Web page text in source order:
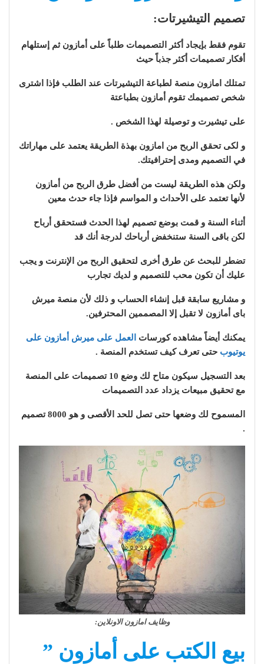
تصميم التيشيرتات:
تقوم فقط بإيجاد أكثر التصميمات طلباً على أمازون ثم إستلهام
أفكار تصميمات أكثر جذباً حيث
تمتلك امازون منصة لطباعة التيشيرتات عند الطلب فإذا اشترى
شخص تصميمك تقوم أمازون بطباعتة
على تيشيرت و توصيلة لهذا الشخص .
و لكى تحقق الربح من امازون بهذة الطريقة يعتمد على مهاراتك
في التصميم ومدى إحترافيتك.
ولكن هذه الطريقة ليست من أفضل طرق الربح من أمازون
لأنها تعتمد على الأحداث و المواسم فإذا جاء حدث معين
أثناء السنة و قمت بوضع تصميم لهذا الحدث فستحقق أرباح
لكن باقى السنة ستنخفض أرباحك لدرجة أنك قد
تضطر للبحث عن طرق أخرى لتحقيق الربح من الإنترنت و يجب
عليك أن تكون محب للتصميم و لديك تجارب
و مشاريع سابقة قبل إنشاء الحساب و ذلك لأن منصة ميرش
باى أمازون لا تقبل إلا المصممين المحترفين.
يمكنك أيضاً مشاهده كورسات
العمل على ميرش أمازون على
يوتيوب حتى تعرف كيف تستخدم المنصة .
بعد التسجيل سيكون متاح لك وضع 10 تصميمات على المنصة
مع تحقيق مبيعات يزداد عدد التصميمات
المسموح لك وضعها حتى تصل للحد الأقصى و هو 8000 تصميم
.
وظايف امازون الاونلاين:
بيع الكتب على أمازون ”